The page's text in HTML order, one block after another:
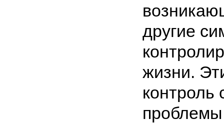
другие
жизни.
контроль